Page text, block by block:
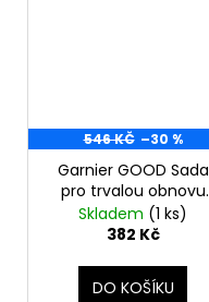
546 KČ –30 %
Garnier GOOD Sada
pro trvalou obnovu
vlasů, 6.0 Mocha
Brown
Skladem (1 ks)
382 Kč
DO KOŠÍKU